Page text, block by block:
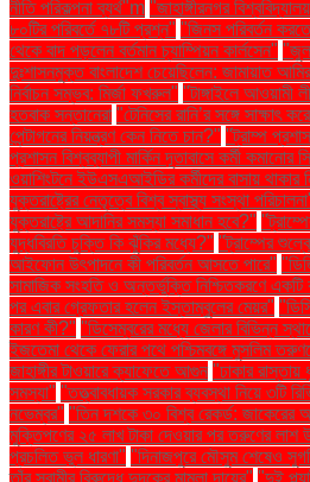
নীতি পরিকল্পনা ব্যর্থ"m "জাহাঙ্গীরনগর
৮০টির পরিবর্তে ৭৮টি প্রশ্ন" "জিনস পরিবর্তন
থেকে বাদ পড়লেন বর্তমান চ্যাম্পিয়ন কার্লসেন"
দুঃশাসনমুক্ত বাংলাদেশ চেয়েছিলেন: জামায়াত
নির্বাচন সম্ভব: মির্জা ফখরুল" "টাঙ্গাইলে আওয়ামী
হতবাক সন্তানেরা "টেনিসের রানি’র সঙ্গে সাক্ষাৎ
পেন্টাগনের নিয়ন্ত্রণ কেন নিতে চান?" "ট্রাম্প
প্রশাসন বিশ্বব্যাপী মার্কিন দূতাবাসে কর্মী কমানোর
ওয়াশিংটনে ইউএসএআইডির কর্মীদের বাসায় থাকার
যুক্তরাষ্ট্রের নেতৃত্বে বিশ্ব স্বাস্থ্য সংস্থা
যুক্তরাষ্ট্রে আদানির সমস্যা সমাধান হবে?"
যুদ্ধবিরতি চুক্তি কি ঝুঁকির মধ্যে?" "ট্রাম্পের
আইফোন উৎপাদনে কী পরিবর্তন আসতে পারে"
সামাজিক সংহতি ও অন্তর্ভুক্তি নিশ্চিতকরণে একটি
পর এবার গ্রেফতার হলেন ইস্তাম্বুলের মেয়র"
কারণ কী?" "ডিসেম্বরের মধ্যে জেলার বিভিন্ন
ইজতেমা থেকে ফেরার পথে পশ্চিমবঙ্গে মুসলিম
জাহাঙ্গীর টাওয়ারে ক্যাফেতে আগুন "ঢাকার রাস্তায়
সমস্যা" "তত্ত্বাবধায়ক সরকার ব্যবস্থা নিয়ে ৩টি
নভেম্বর" "তিন দশকে ৩০ বিশ্ব রেকর্ড: জাকেরের
মুক্তিপণের ২৫ লাখ টাকা দেওয়ার পর তরুণের লাশ
প্রচলিত ভুল ধারণা" "দিনাজপুরে মৌসুম শেষেও
তাঁর স্বামীর বিরুদ্ধে দুদকের মামলা দায়ের" "দুই